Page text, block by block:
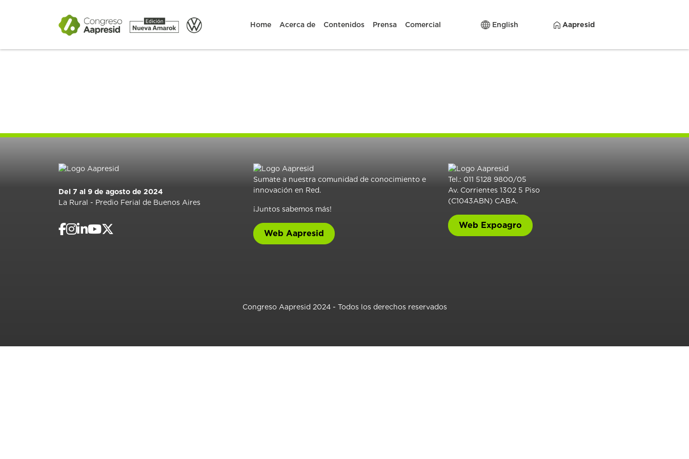
Home Acerca de Contenidos Prensa Comercial English Aapresid
Del 7 al 9 de agosto de 2024
La Rural - Predio Ferial de Buenos Aires
Sumate a nuestra comunidad de conocimiento e
innovación en Red.
¡Juntos sabemos más!
Web Aapresid
Tel.: 011 5128 9800/05
Av. Corrientes 1302 5 Piso
(C1043ABN) CABA.
Web Expoagro
Congreso Aapresid 2024 - Todos los derechos reservados